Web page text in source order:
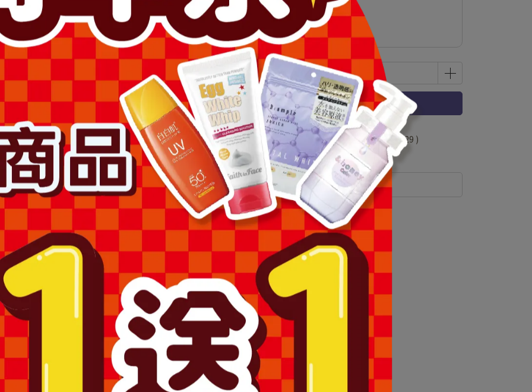
超值加價購
滿1500送卸妝膏2000送拉絲乳霜
加入購物車 立即購買
加入最愛 此商品 「 最高 」可以折抵紅利65800點 (約等於NT$329 )
規格說明
品圖片僅供參考，依實際收到商品為準。
準。
避免顏色不符或肌膚不適等症狀。